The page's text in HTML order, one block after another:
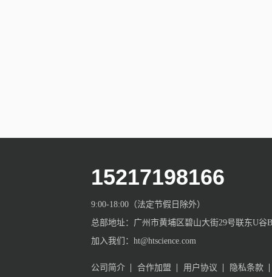
15217198166
9:00-18:00（法定节假日除外）
总部地址：广州市黄埔区碧山大街29号联东U谷
加入我们：ht@htscience.com
公司简介 合作加盟 用户协议 隐私条款